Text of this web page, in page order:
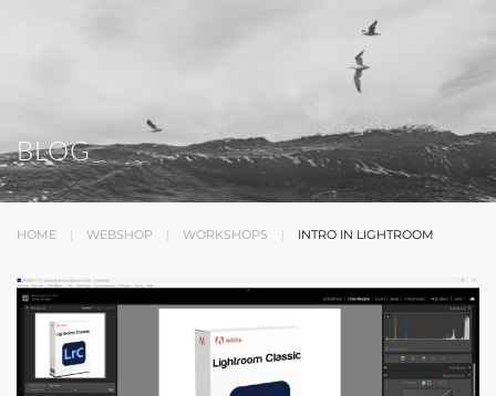
BLOG
HOME WEBSHOP WORKSHOPS INTRO IN LIGHTROOM